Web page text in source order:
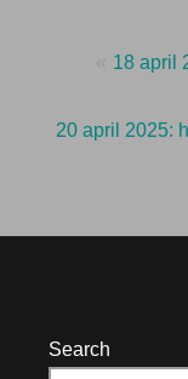
Post18 april
20 april 2025:
Search